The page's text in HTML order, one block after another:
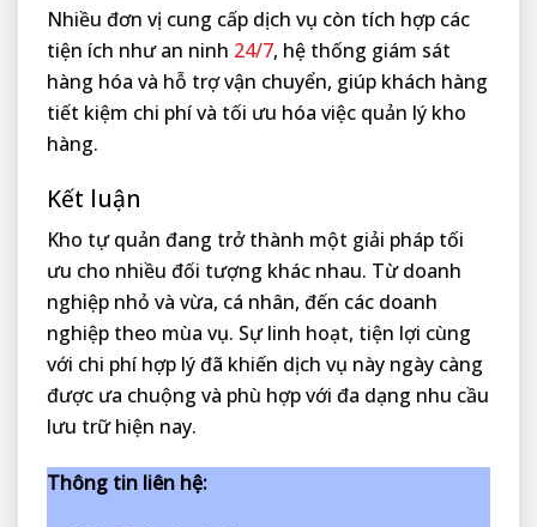
Nhiều đơn vị cung cấp dịch vụ còn tích hợp các
tiện ích như an ninh 24/7, hệ thống giám sát
hàng hóa và hỗ trợ vận chuyển, giúp khách hàng
tiết kiệm chi phí và tối ưu hóa việc quản lý kho
hàng.
Kết luận
Kho tự quản đang trở thành một giải pháp tối
ưu cho nhiều đối tượng khác nhau. Từ doanh
nghiệp nhỏ và vừa, cá nhân, đến các doanh
nghiệp theo mùa vụ. Sự linh hoạt, tiện lợi cùng
với chi phí hợp lý đã khiến dịch vụ này ngày càng
được ưa chuộng và phù hợp với đa dạng nhu cầu
lưu trữ hiện nay.
Thông tin liên hệ: